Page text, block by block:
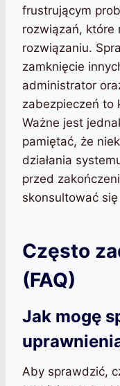
frustrującym
rozwiązań, które
rozwiązaniu.
zamknięcie
administrator
zabezpieczeń to
Ważne jest
pamiętać, że
działania
przed
skonsultować
Często
(FAQ)
Jak mogę
Aby sprawdzić,